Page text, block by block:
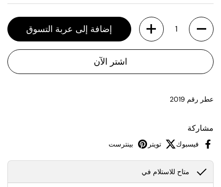
الكمية
إضافة إلى عربة التسوق
اشتر الآن
عطر رقم 2019
مشاركة
فيسبوك تويتر بينترست
متاح للاستلام في